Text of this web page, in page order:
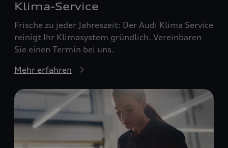
Klima-Service
Frische zu jeder Jahreszeit: Der Audi Klima Service
reinigt Ihr Klimasystem gründlich. Vereinbaren
Sie einen Termin bei uns.
Mehr erfahren